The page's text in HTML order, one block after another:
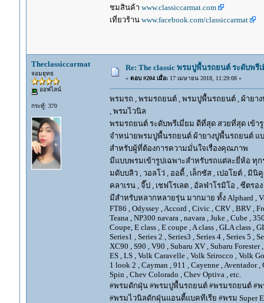
ชมสินค้า www.classiccarmat.com
เที่ยวร้าน www.facebook.com/classiccarmat
Theclassiccarmat
จอมยุทธ
ออฟไลน์
กระทู้: 370
Re: The classic พรมปูพื้นรถยนต์ ระดับพรี
« ตอบ #204 เมื่อ:17 เมษายน 2018, 11:29:08 »
พรมรถ , พรมรถยนต์ , พรมปูพื้นรถยนต์ , ผ้ายา
, พรมไวนิล
พรมรถยนต์ ระดับพรีเมี่ยม ดีที่สุด สวยที่สุด เข้ารู
จำหน่ายพรมปูพื้นรถยนต์ ผ้ายางปูพื้นรถยนต์ แบบ
สำหรับผู้ที่ต้องการความมั่นใจเรื่องคุณภาพ
มีแบบพรมเข้ารูปเฉพาะสำหรับรถแต่ละยี่ห้อ ทุก
มดับบลิว , วอลโว่ , ออดี้ , เล็กซัส , เปอโยต์ , มินิ
คลาเรน , จี๊ป , เชฟโรเลต , อัลฟ่าโรมิโอ , ซีตร
มีสำหรับหลากหลายรุ่น มากมาย ทั้ง Alphard ,
FT86 , Odyssey , Accord , Civic , CRV , BRV ,
Teana , NP300 navara , navara , Juke , Cube ,
Coupe, E class , E coupe , A class , GLA class ,
Series1 , Series 2 , Series3 , Series 4 , Series 5 ,
XC90 , S90 , V90 , Subaru XV , Subaru
ES , LS , Volk Caravelle , Volk Srirocco , Volk
1 look 2 , Cayman , 911 , Cayenne , Aventador
Spin , Chev Colorado , Chev Optiva , etc.
#พรมดักฝุ่น #พรมปูพื้นรถยนต์ #พรมรถยนต์ #พ
#พรมไวนิลดักฝุ่นแอนตี้แบคทีเรีย #พรม Super